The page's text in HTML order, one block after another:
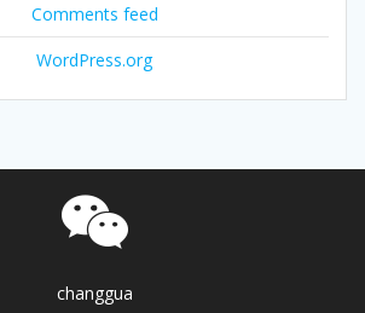
Comments feed
WordPress.org
changgua